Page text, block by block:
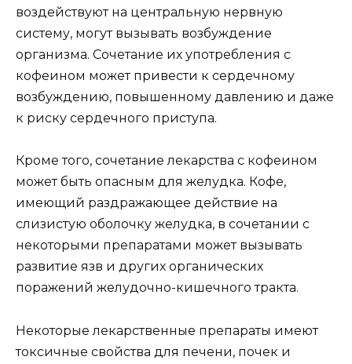
воздействуют на центральную нервную
систему, могут вызывать возбуждение
организма. Сочетание их употребления с
кофеином может привести к сердечному
возбуждению, повышенному давлению и даже
к риску сердечного приступа.
Кроме того, сочетание лекарства с кофеином
может быть опасным для желудка. Кофе,
имеющий раздражающее действие на
слизистую оболочку желудка, в сочетании с
некоторыми препаратами может вызывать
развитие язв и других органических
поражений желудочно-кишечного тракта.
Некоторые лекарственные препараты имеют
токсичные свойства для печени, почек и